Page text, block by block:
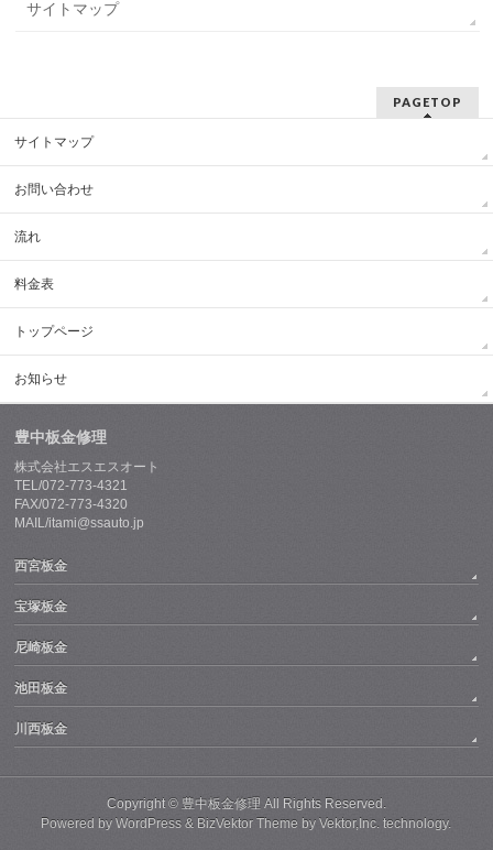
サイトマップ
PAGETOP
サイトマップ
お問い合わせ
流れ
料金表
トップページ
お知らせ
豊中板金修理
株式会社エスエスオート
TEL/072-773-4321
FAX/072-773-4320
MAIL/itami@ssauto.jp
西宮板金
宝塚板金
尼崎板金
池田板金
川西板金
Copyright © 豊中板金修理 All Rights Reserved.
Powered byWordPress & BizVektor Theme byVektor,Inc. technology.